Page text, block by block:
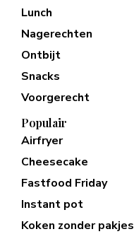
Lunch
Nagerechten
Ontbijt
Snacks
Voorgerecht
Populair
Airfryer
Cheesecake
Fastfood Friday
Instant pot
Koken zonder pakjes